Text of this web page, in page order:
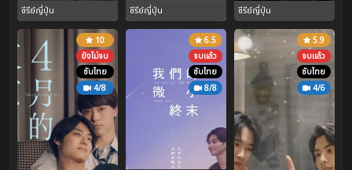
ซีรีย์ญี่ปุ่น ซีรีย์ญี่ปุ่น ซีรีย์ญี่ปุ่น
10
ยังไม่จบ
ซับไทย
4/8
6.5
จบแล้ว
ซับไทย
8/8
5.9
จบแล้ว
ซับไทย
4/6